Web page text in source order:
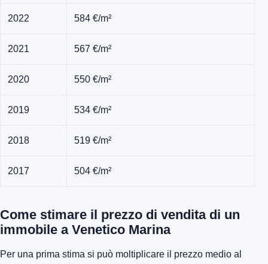
2022 584 €/m²
2021 567 €/m²
2020 550 €/m²
2019 534 €/m²
2018 519 €/m²
2017 504 €/m²
Come stimare il prezzo di vendita di un
immobile a Venetico Marina
Per una prima stima si può moltiplicare il prezzo medio al